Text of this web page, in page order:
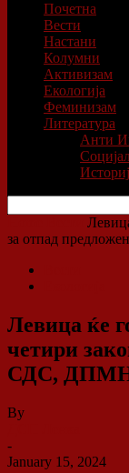
Почетна
Вести
Настани
Колумни
Активизам
Екологија
Феминизам
Литература
Анти
за отпад
Левица ќе
четири
СДС,
By
-
January 15, 2024